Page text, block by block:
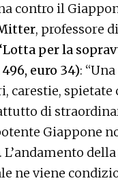
contro il
, professore
per la
euro 34):
carestie, spietate
di
Giappone
della
ne viene